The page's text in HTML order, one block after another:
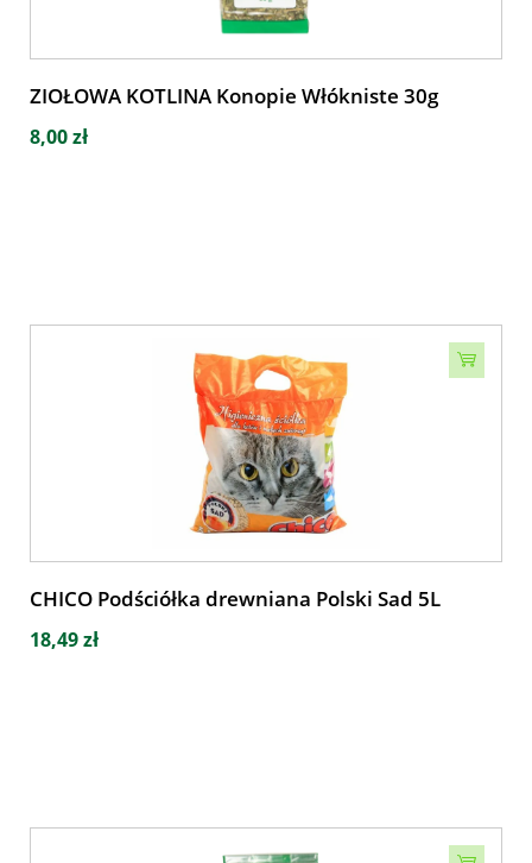
ZIOŁOWA KOTLINA Konopie Włókniste 30g
8,00 zł
CHICO Podściółka drewniana Polski Sad 5L
18,49 zł